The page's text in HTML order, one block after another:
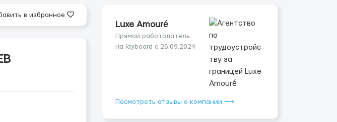
в избранное
Luxe Amouré
Прямой работодатель
на layboard с 26.09.2024
Посмотреть отзывы о компании ⟶